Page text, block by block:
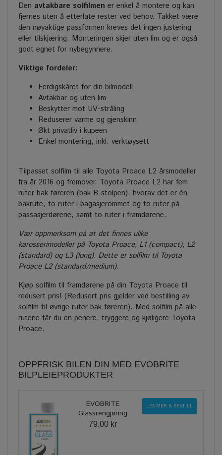
Den avtakbare solfilmen er enkel å montere og kan
fjernes uten å etterlate rester ved behov. Takket være
den nøyaktige passformen kreves det ingen justering
eller tilskjæring. Monteringen skjer uten lim og er også
godt egnet for nybegynnere.
Viktige fordeler:
Ferdigskåret for din bilmodell
Avtakbar og uten lim
Beskytter mot UV-stråling
Reduserer varme og gjenskinn
Økt privatliv i kupeen
Enkel montering, inkl. verktøysett
Tilpasset solfilm til alle Toyota Proace L2 årsmodeller
fra år 2016 og fremover. Toyota Proace L2 har fem
ruter bak føreren (bak B-stolpen), hvorav det er én
bakrute, to ruter i bagasjerommet og to ruter på
passasjerdørene, samt to ruter i framdørene.
Vær oppmerksom på at det finnes ulike
karosserimodeller på Toyota Proace, L1 (compact), L2
(standard) og L3 (long). Dette er solfilm til Toyota
Proace L2 (standard/medium).
Kjøp solfilm til framdørene på din Toyota Proace til
redusert pris! (Redusert pris gjelder ved bestilling av
solfilm til øvrige ruter bak føreren). Med solfilm på alle
rutene får du en penere, tryggere og kjøligere Toyota
Proace.
OPPFRISK BILEN DIN MED EVOBRITE
BILPLEIEPRODUKTER
EVOBRITE
Glassrengjøring
79.00 kr
LES MER & BESTILL